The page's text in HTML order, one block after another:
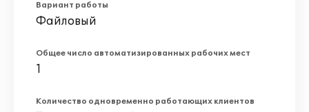
Вариант работы
Файловый
Общее число автоматизированных рабочих мест
1
Количество одновременно работающих клиентов